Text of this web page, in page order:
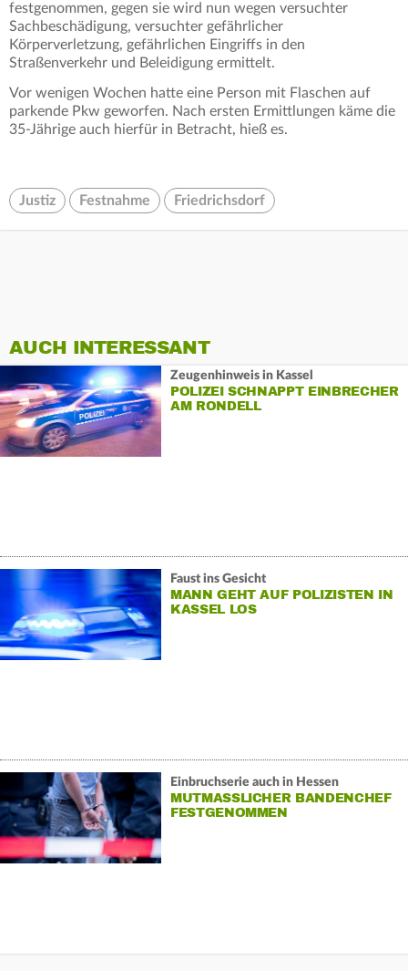
festgenommen, gegen sie wird nun wegen versuchter
Sachbeschädigung, versuchter gefährlicher
Körperverletzung, gefährlichen Eingriffs in den
Straßenverkehr und Beleidigung ermittelt.
Vor wenigen Wochen hatte eine Person mit Flaschen auf
parkende Pkw geworfen. Nach ersten Ermittlungen käme die
35-Jährige auch hierfür in Betracht, hieß es.
Justiz Festnahme Friedrichsdorf
AUCH INTERESSANT
Zeugenhinweis in Kassel
POLIZEI SCHNAPPT EINBRECHER
AM RONDELL
Faust ins Gesicht
MANN GEHT AUF POLIZISTEN IN
KASSEL LOS
Einbruchserie auch in Hessen
MUTMASSLICHER BANDENCHEF F
ESTGENOMMEN